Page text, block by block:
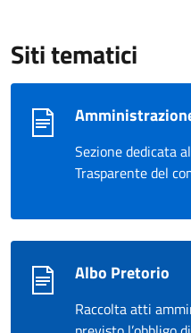
Siti tematici
Sezione dedicata
Trasparente del
Albo Pretorio
Raccolta atti